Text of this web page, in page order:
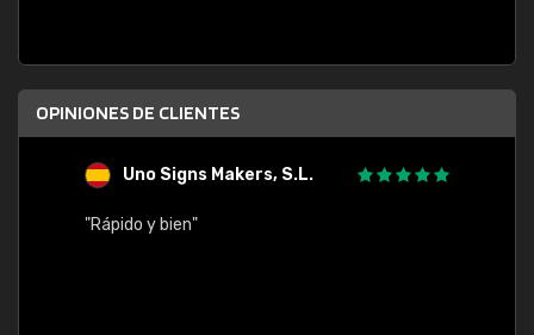
OPINIONES DE CLIENTES
Uno Signs Makers, S.L.
"Rápido y bien"